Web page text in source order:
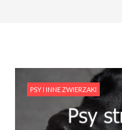
PSY I INNE ZWIERZAKI